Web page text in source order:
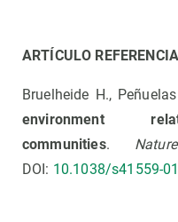
ARTÍCULO
Bruelheide H.,
environment
communities.
DOI: 10.1038/s41559-